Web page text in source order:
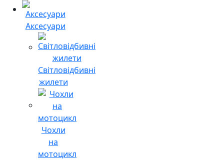
Аксесуари
Світловідбивні
жилети
Чохли
на
мотоцикл